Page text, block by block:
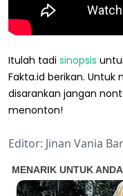
Itulah tadi sinopsis
Fakta.id berikan. Untuk
disarankan jangan
menonton!
Editor: Jinan Vania